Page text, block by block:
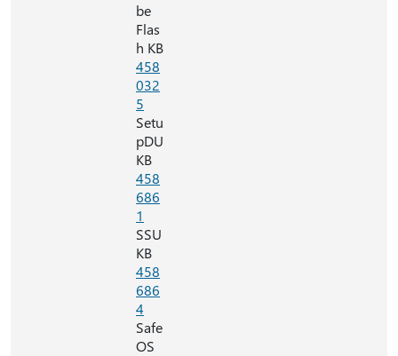
be
Flas
h KB
458
032
5
Setu
pDU
KB
458
686
1
SSU
KB
458
686
4
Safe
OS